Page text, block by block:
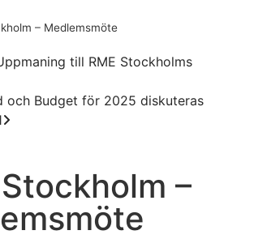
– Medlemsmöte
till RME Stockholms
och Budget för 2025 diskuteras
–